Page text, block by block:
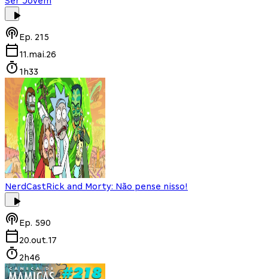
Ep. 215
11.mai.26
1h33
NerdCastRick and Morty: Não pense nisso!
Ep. 590
20.out.17
2h46